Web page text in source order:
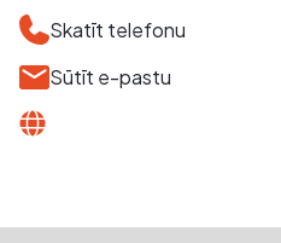
Skatīt telefonu
Sūtīt e-pastu